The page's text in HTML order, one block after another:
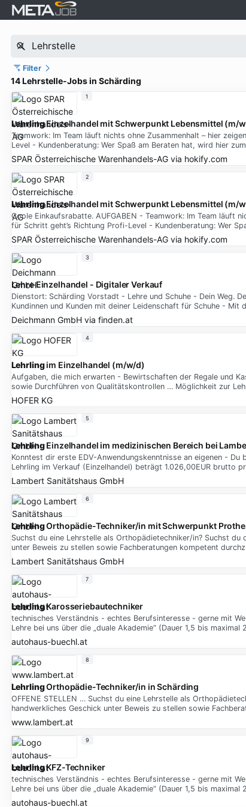
Filter
14 Lehrstelle-Jobs in Schärding
LehrlingEinzelhandel mit Schwerpunkt Lebensmittel (m/
Teamwork: Im Team läuft nichts ohne Zusammenhalt – hier
Level - Kundenberatung: Wer Spaß am Beraten hat, wird hier
SPAR Österreichische Warenhandels-AGvia hokify.com
1
LehrlingEinzelhandel mit Schwerpunkt Lebensmittel (m/
Coole Einkaufsrabatte. AUFGABEN - Teamwork: Im Team läuft
für Schritt geht’s Richtung Profi-Level - Kundenberatung: Wer
SPAR Österreichische Warenhandels-AGvia hokify.com
2
Lehre Einzelhandel - Digitaler Verkauf
Dienstort: Schärding Vorstadt - Lehre und Schuhe - Dein Weg.
Kundinnen und Kunden mit deiner Leidenschaft für Schuhe - Mit
Deichmann GmbHvia finden.at
3
Lehrlingim Einzelhandel (m/w/d)
Aufgaben, die mich erwarten - Bewirtschaften der Regale und
sowie Durchführen von Qualitätskontrollen … Möglichkeit zur
HOFER KG
4
LehrlingEinzelhandel im medizinischen Bereich bei
Konntest dir erste EDV-Anwendungskenntnisse an eigenen -
Lehrling im Verkauf (Einzelhandel) beträgt 1.026,00EUR brutto
Lambert Sanitätshaus GmbH
5
LehrlingOrthopädie-Techniker/in mit Schwerpunkt
Suchst du eine Lehrstelle als Orthopädietechniker/in? Suchst
unter Beweis zu stellen sowie Fachberatungen kompetent
Lambert Sanitätshaus GmbH
6
LehrlingKarosseriebautechniker
technisches Verständnis - echtes Berufsinteresse - gerne mit
Lehre bei uns über die „duale Akademie“ (Dauer 1,5 bis maximal
autohaus-buechl.at
7
LehrlingOrthopädie-Techniker/in in Schärding
OFFENE STELLEN … Suchst du eine Lehrstelle als
handwerkliches Geschick unter Beweis zu stellen sowie
www.lambert.at
8
LehrlingKFZ-Techniker
technisches Verständnis - echtes Berufsinteresse - gerne mit
Lehre bei uns über die „duale Akademie“ (Dauer 1,5 bis maximal
autohaus-buechl.at
9